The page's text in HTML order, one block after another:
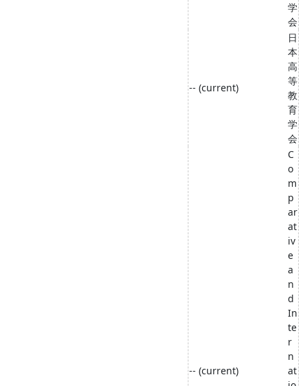
学
会
-- (current)
日
本
高
等
教
育
学
会
-- (current)
C
o
m
p
ar
at
iv
e
a
n
d
In
te
r
n
at